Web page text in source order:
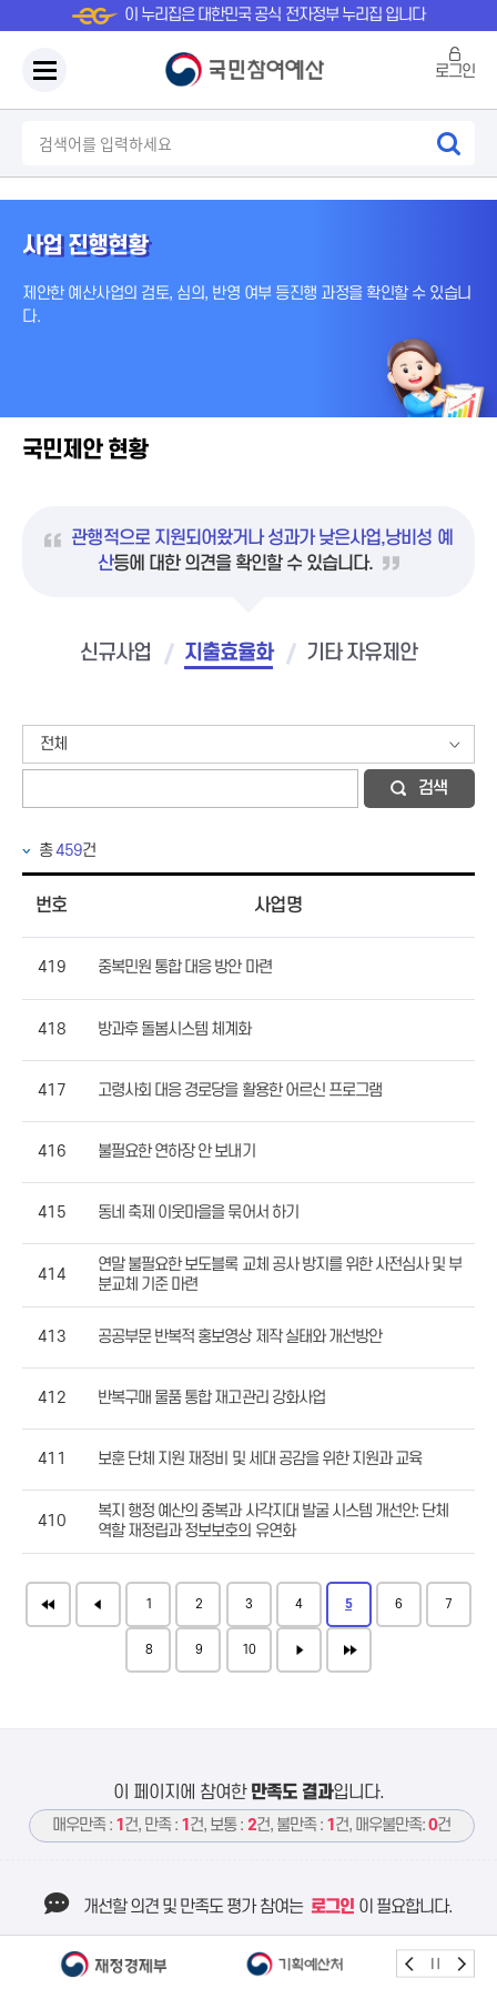
이 누리집은 대한민국 공식 전자정부 누리집 입니다
로그인
사업 진행현황
제안한 예산사업의 검토, 심의, 반영 여부 등진행 과정을 확인할 수 있습니
다.
국민제안 현황
관행적으로 지원되어왔거나 성과가 낮은사업,낭비성 예
산등에 대한 의견을 확인할 수 있습니다.
신규사업 지출효율화 기타 자유제안
전체
검색
총459건
번호 사업명
419 중복민원 통합 대응 방안 마련
418 방과후 돌봄시스템 체계화
417 고령사회 대응 경로당을 활용한 어르신 프로그램
416 불필요한 연하장 안 보내기
415 동네 축제 이웃마을을 묶어서 하기
414
연말 불필요한 보도블록 교체 공사 방지를 위한 사전심사 및 부
분교체 기준 마련
413 공공부문 반복적 홍보영상 제작 실태와 개선방안
412 반복구매 물품 통합 재고관리 강화사업
411 보훈 단체 지원 재정비 및 세대 공감을 위한 지원과 교육
410
복지 행정 예산의 중복과 사각지대 발굴 시스템 개선안: 단체
역할 재정립과 정보보호의 유연화
1 2 3 4 5 6 7
8 9 10
이 페이지에 참여한 만족도 결과입니다.
매우만족 : 1 건, 만족 : 1 건, 보통 : 2건, 불만족 : 1 건, 매우불만족:0건
개선할 의견 및 만족도 평가 참여는 로그인 이 필요합니다.